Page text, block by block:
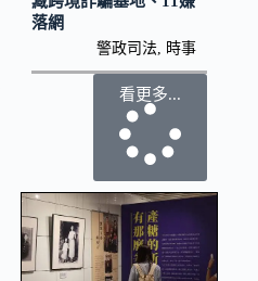
落網
警政司法 時事
看更多...